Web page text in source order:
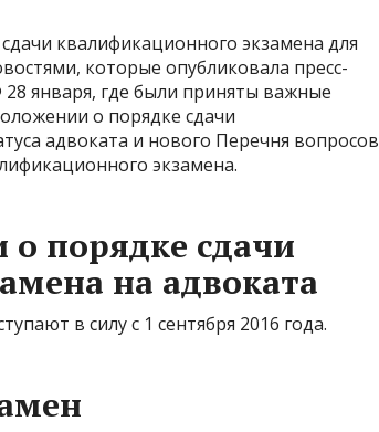
квалификационного экзамена для
которые опубликовала пресс-
января, где были приняты важные
о порядке сдачи
адвоката и нового Перечня вопросов
экзамена.
порядке сдачи
на адвоката
в силу с 1 сентября 2016 года.